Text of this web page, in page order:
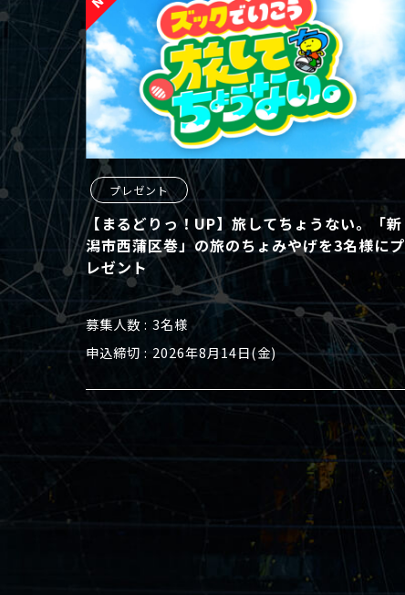
プレゼント
【まるどりっ！UP】旅してちょうない。「新
潟市西蒲区巻」の旅のちょみやげを3名様にプ
レゼント
募集人数
3名様
申込締切
2026年8月14日(金)